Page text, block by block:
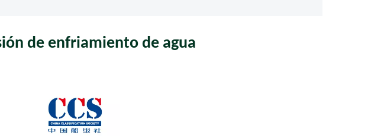
de enfriamiento de agua